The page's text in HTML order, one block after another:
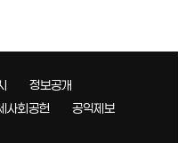
정보공개
사회공헌
공익제보